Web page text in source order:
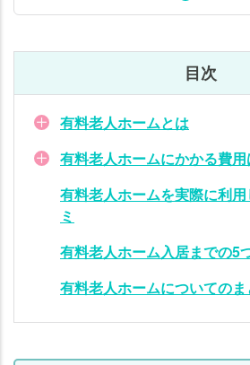
目次
有料老人ホームとは
有料老人ホームにかかる費用
有料老人ホームを実際に利
ミ
有料老人ホーム入居までの5
有料老人ホームについての